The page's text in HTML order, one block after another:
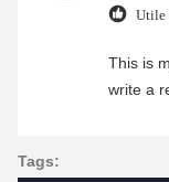
Utile
This is
write a
Tags: